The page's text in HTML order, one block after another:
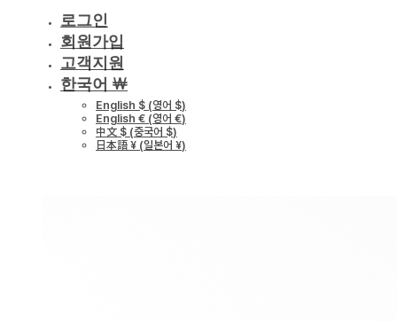
로그인
회원가입
고객지원
한국어 ￦
English $ (영어 $)
English € (영어 €)
中文 $ (중국어 $)
日本語 ¥ (일본어 ¥)